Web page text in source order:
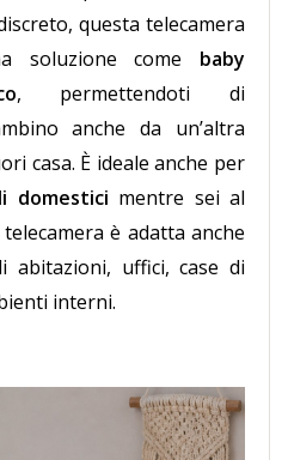
questa telecamera
soluzione come baby
, permettendoti di
anche da un’altra
casa. È ideale anche per
domestici mentre sei al
è adatta anche
uffici, case di
interni.